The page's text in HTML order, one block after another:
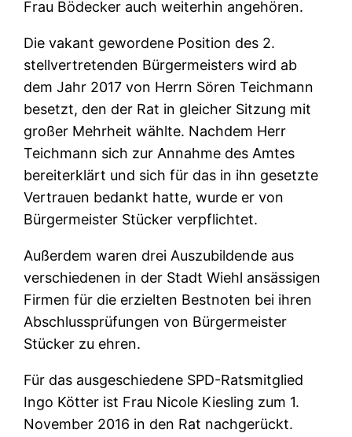
Frau Bödecker auch weiterhin angehören.
Die vakant gewordene Position des 2.
stellvertretenden Bürgermeisters wird ab
dem Jahr 2017 von Herrn Sören Teichmann
besetzt, den der Rat in gleicher Sitzung mit
großer Mehrheit wählte. Nachdem Herr
Teichmann sich zur Annahme des Amtes
bereiterklärt und sich für das in ihn gesetzte
Vertrauen bedankt hatte, wurde er von
Bürgermeister Stücker verpflichtet.
Außerdem waren drei Auszubildende aus
verschiedenen in der Stadt Wiehl ansässigen
Firmen für die erzielten Bestnoten bei ihren
Abschlussprüfungen von Bürgermeister
Stücker zu ehren.
Für das ausgeschiedene SPD-Ratsmitglied
Ingo Kötter ist Frau Nicole Kiesling zum 1.
November 2016 in den Rat nachgerückt.